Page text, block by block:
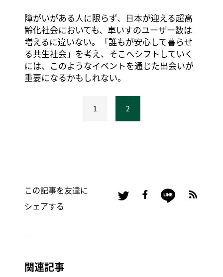
障がいがある人に限らず、日本が迎える超高
齢化社会においても、車いすのユーザー数は
増えるに違いない。「誰もが安心して暮らせ
る共生社会」を考え、そこへシフトしていく
には、このようなイベントを通じた出会いが
重要になるかもしれない。
1 2
この記事を友達に
シェアする
関連記事